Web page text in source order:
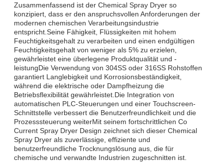
Zusammenfassend ist der Chemical Spray Dryer so
konzipiert, dass er den anspruchsvollen Anforderungen der
modernen chemischen Verarbeitungsindustrie
entspricht.Seine Fähigkeit, Flüssigkeiten mit hohem
Feuchtigkeitsgehalt zu verarbeiten und einen endgültigen
Feuchtigkeitsgehalt von weniger als 5% zu erzielen,
gewährleistet eine überlegene Produktqualität und -
leistungDie Verwendung von 304SS oder 316SS Rohstoffen
garantiert Langlebigkeit und Korrosionsbeständigkeit,
während die elektrische oder Dampfheizung die
Betriebsflexibilität gewährleistet.Die Integration von
automatischen PLC-Steuerungen und einer Touchscreen-
Schnittstelle verbessert die Benutzerfreundlichkeit und die
Prozesssteuerung weiterMit seinem fortschrittlichen Co
Current Spray Dryer Design zeichnet sich dieser Chemical
Spray Dryer als zuverlässige, effiziente und
benutzerfreundliche Trocknungslösung aus, die für
chemische und verwandte Industrien zugeschnitten ist.